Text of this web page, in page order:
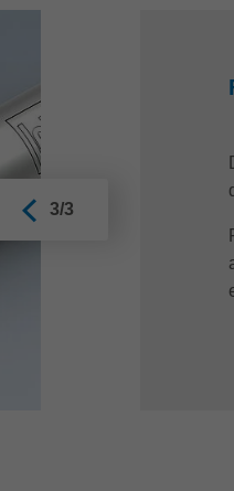
3/3